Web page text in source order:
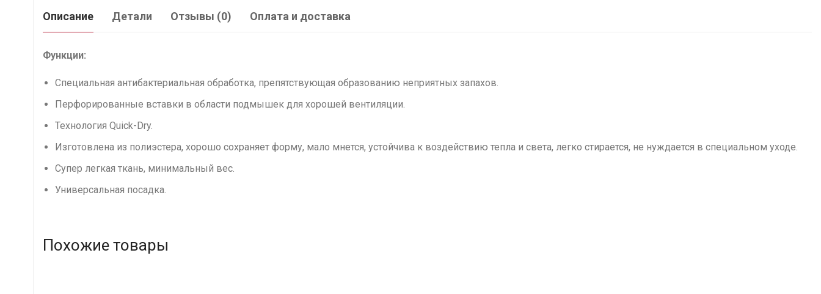
Описание Детали Отзывы (0) Оплата и доставка
Функции:
Специальная антибактериальная обработка, препятствующая образованию неприятных запахов.
Перфорированные вставки в области подмышек для хорошей вентиляции.
Технология Quick-Dry.
Изготовлена из полиэстера, хорошо сохраняет форму, мало мнется, устойчива к воздействию тепла и света, легко стирается, не нуждается в специальном уходе.
Супер легкая ткань, минимальный вес.
Универсальная посадка.
Похожие товары